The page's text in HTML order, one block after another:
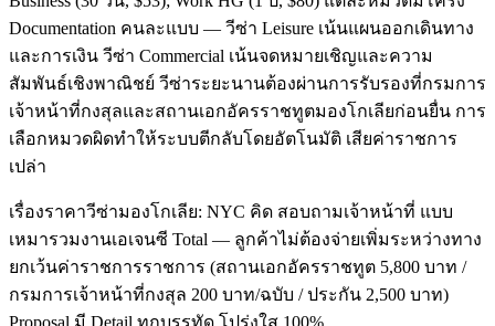
Documentation คนละแบบ — วีซ่า Leisure เน้นแผนออกเดินทาง
และการเงิน วีซ่า Commercial เน้นจดหมายเชิญและความ
สัมพันธ์เชิงพาณิชย์ วีซ่าระยะนานต้องผ่านการรับรองที่กรมการ
เจ้าหน้าที่กงสุลและสถานเอกอัครราชทูตมองโกเลียก่อนยื่น การ
เลือกหมวดผิดทำให้ระบบตีกลับโดยอัตโนมัติ เสียค่าราชการ
เปล่า
เรื่องราคาวีซ่ามองโกเลีย: NYC คิด สอบถามเจ้าหน้าที่ แบบ
เหมารวมงานเอเจนซี Total — ลูกค้าไม่ต้องจ่ายเพิ่มระหว่างทาง
ยกเว้นค่าราชการราชการ (สถานเอกอัครราชทูต 5,800 บาท /
กรมการเจ้าหน้าที่กงสุล 200 บาท/ฉบับ / ประกัน 2,500 บาท)
Proposal มี Detail ทุกบรรทัด โปร่งใส 100%